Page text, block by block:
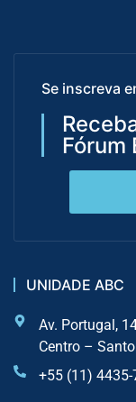
Se inscreva
Fórum
UNIDADE ABC
Av. Portugal,
Centro –
+55 (11) 4435-